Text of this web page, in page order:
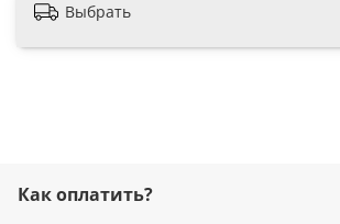
Выбрать
Как оплатить?